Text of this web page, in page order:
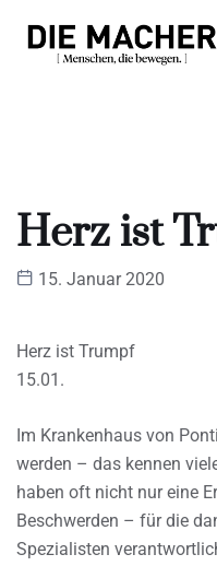
Herz ist
15. Januar 2020
Herz ist Trumpf
15.01.
Im Krankenhaus von
werden – das kennen
haben oft nicht nur eine
Beschwerden – für die
Spezialisten